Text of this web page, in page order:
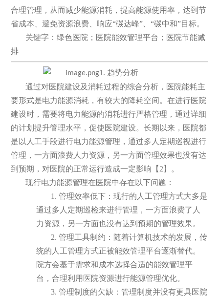
合理管理，从而减少能源消耗，提高能源使用率，达到节
省成本、避免资源浪费、响应“碳达峰”、“碳中和”目标。
关键字：绿色医院；医院能效管理平台；医院节能减
排
1. 趋势分析
通过对医院建设及消耗过程的综合分析，医院能耗主
要形式是电力能源消耗，有较大的降耗空间。在进行医院
建设时，需要将电力能源的消耗进行严格管理，通过详细
的计划提升管理水平，促使医院建设。长期以来，医院都
是以人工手段进行电力能源管理，通过多人定期巡视进行
管理，一方面浪费人力资源，另一方面管理效果也没有达
到预期，对医院的正常运行造成一定影响【2】。
现行电力能源管理在医院中存在以下问题：
1. 管理效率低下：现行的人工管理方式大多是
通过多人定期巡检来进行管理，一方面浪费了人
力资源，另一方面也没有达到预期的管理效果。
2. 管理工具制约：随着计算机技术的发展，传
统的人工管理方式正被能效管理平台逐渐替代。
院方会基于需求和成本选择合适的能效管理平
台，合理利用医院资源进行能源管理优化。
3. 管理制度的欠缺：管理制度并没有更具医院